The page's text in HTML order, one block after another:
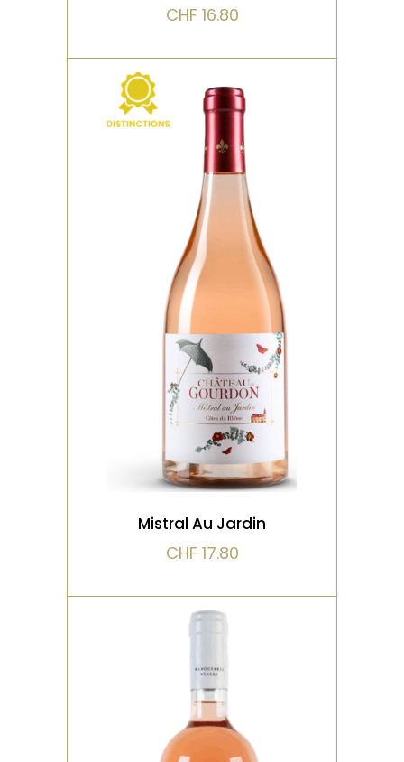
CHF 16.80
DISTINCTIONS
Délivre une explosion
d'arômes de pétales de
rose avec une minéralité
croquante chargée de not
VOIR LE PRODUIT
Mistral Au Jardin
CHF 17.80